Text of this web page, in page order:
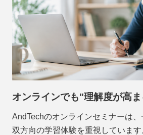
オンラインでも"理解度が高
AndTechのオンラインセミナーは
双方向の学習体験を重視していま